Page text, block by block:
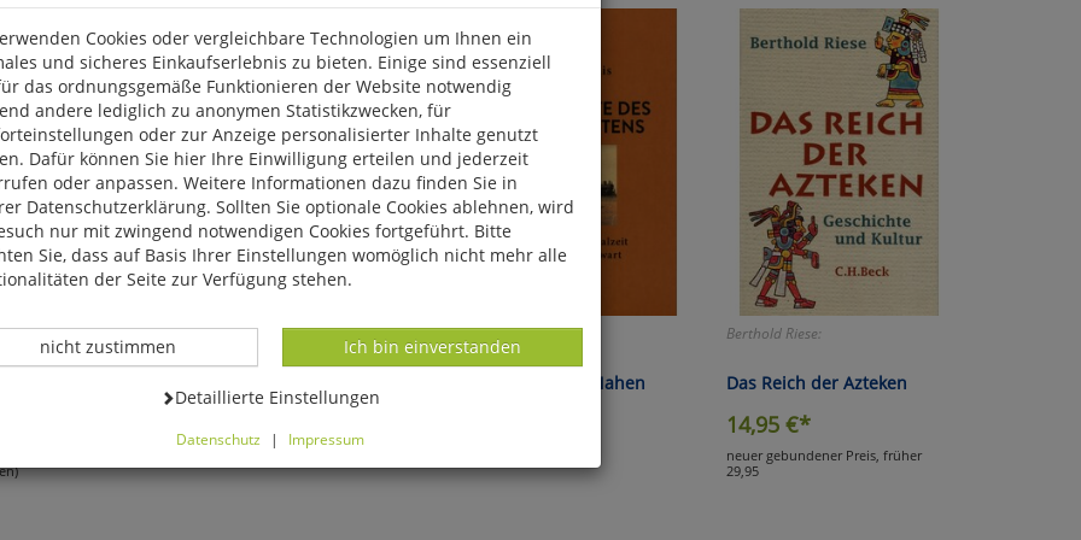
Elevi:
Preis
Disa Forvitin: Jakob Krais:
Geschichte des Nahen
Berthold Riese:
Das Reich der Azteken
14,95€*
neuer gebundener Preis, früher
29,95
Cookies oder vergleichbare Technologien um Ihnen ein
und sicheres Einkaufserlebnis zu bieten. Einige sind essenziell
das ordnungsgemäße Funktionieren der Website notwendig
andere lediglich zu anonymen Statistikzwecken, für
oder zur Anzeige personalisierter Inhalte genutzt
Dafür können Sie hier Ihre Einwilligung erteilen und jederzeit
oder anpassen. Weitere Informationen dazu finden Sie in
Datenschutzerklärung. Sollten Sie optionale Cookies ablehnen, wird
nur mit zwingend notwendigen Cookies fortgeführt. Bitte
Sie, dass auf Basis Ihrer Einstellungen womöglich nicht mehr alle
der Seite zur Verfügung stehen.
Datenverarbeitung -
Ich bin einverstanden
Datenverarbeitung -
nicht zustimmen
Datenverarbeitung -
Detaillierte Einstellungen
Datenschutz | Impressum
ablehnen, wird Ihr Besuch nur mit zwingend notwendigen Cookies